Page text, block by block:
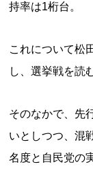
持率は1桁台。
これについて松
し、選挙戦を読
そのなかで、先
いとしつつ、混
名度と自民党の